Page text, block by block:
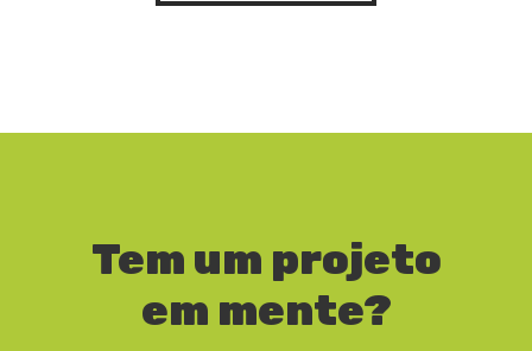
Tem um projeto
em mente?